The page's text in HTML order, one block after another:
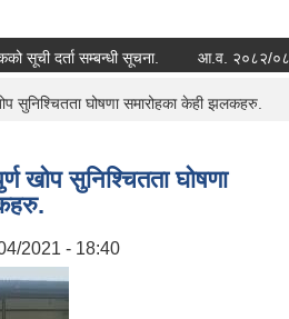
दर्ता सम्बन्धी सूचना. आ.व. २०८२/०८३ को
सुनिश्चितता घोषणा समारोहका केही झलकहरु.
खोप सुनिश्चितता घोषणा
2021 - 18:40